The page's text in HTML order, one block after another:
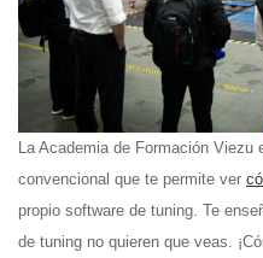
La Academia de Formación
convencional que te permite ver
propio software de tuning. Te
de tuning no quieren que veas.